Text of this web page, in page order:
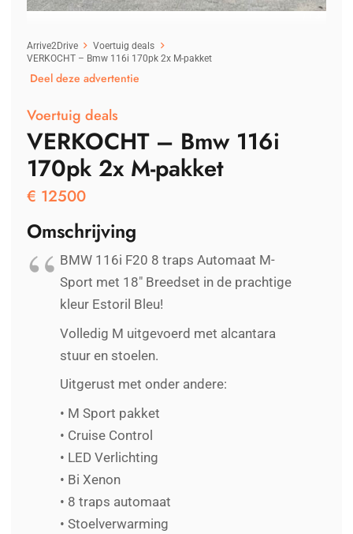
1/13
Arrive2Drive
Voertuig deals
VERKOCHT – Bmw 116i 170pk 2x M-pakket
Deel deze advertentie
Voertuig deals
VERKOCHT – Bmw 116i
170pk 2x M-pakket
€ 12500
Omschrijving
BMW 116i F20 8 traps Automaat M-
Sport met 18" Breedset in de prachtige
kleur Estoril Bleu!
Volledig M uitgevoerd met alcantara
stuur en stoelen.
Uitgerust met onder andere:
• M Sport pakket
• Cruise Control
• LED Verlichting
• Bi Xenon
• 8 traps automaat
• Stoelverwarming